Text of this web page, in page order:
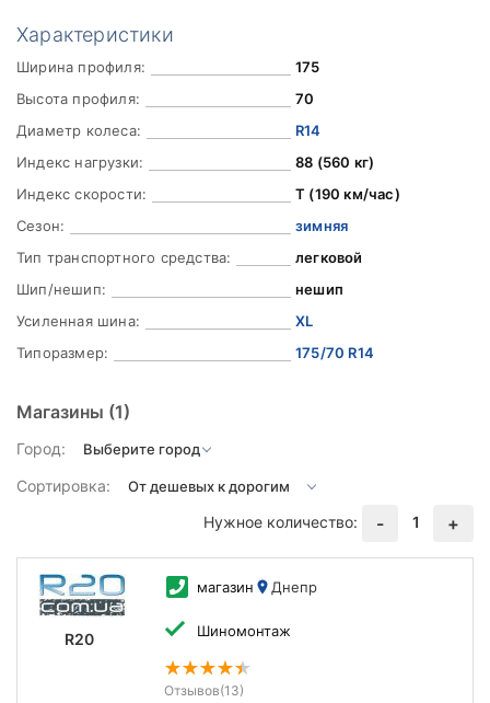
Характеристики
Ширина профиля:
175
Высота профиля:
70
Диаметр колеса:
R14
Индекс нагрузки:
88 (560 кг)
Индекс скорости:
T (190 км/час)
Сезон:
зимняя
Тип транспортного средства:
легковой
Шип/нешип:
нешип
Усиленная шина:
XL
Типоразмер:
175/70 R14
Магазины (1)
Город:
Сортировка:
Нужное количество:
- 1 +
R20
магазин Днепр
Шиномонтаж
Отзывов(13)